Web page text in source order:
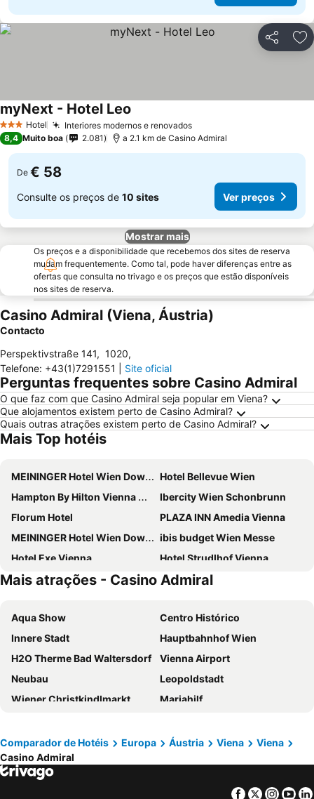
Partilhar
3 EstrelasHotel Interiores modernos e renovados
myNext - Hotel Leo
8,4 Muito boa 2.081 a 2.1 km de Casino Admiral
De € 58
Consulte os preços de 10 sites Ver preços
Mostrar mais
Os preços e a disponibilidade que recebemos dos sites de reserva
mudam frequentemente. Como tal, pode haver diferenças entre as
ofertas que consulta no trivago e os preços que estão disponíveis
nos sites de reserva.
Casino Admiral (Viena, Áustria)
Contacto
Perspektivstraße 141, 1020,
Telefone: +43(1)7291551 Site oficial
Perguntas frequentes sobre Casino Admiral
O que faz com que Casino Admiral seja popular em Viena?
Que alojamentos existem perto de Casino Admiral?
Quais outras atrações existem perto de Casino Admiral?
Mais Top hotéis
MEININGER Hotel Wien Downtown Franz
Hotel Bellevue Wien
Hampton By Hilton Vienna City West
Ibercity Wien Schonbrunn
Florum Hotel
PLAZA INN Amedia Vienna
MEININGER Hotel Wien Downtown Sissi
ibis budget Wien Messe
Hotel Exe Vienna
Hotel Strudlhof Vienna
ibis Wien Mariahilf
H+ Hotel Wien
JUFA Hotel Wien City
Appartement-Hotel an der Riemergasse
Melia Vienna
Doubletree by Hilton Vienna Schonbrunn
Hotel Post Wien
a&o Wien Hauptbahnhof
ibis budget Wien Sankt Marx
NH Wien City
Holiday Inn Vienna City By Ihg
ibis Styles Wien Messe Prater
Aparthotel Adagio Vienna City
Hotel Schani Wien Hauptbahnhof
NH Wien Belvedere
Garner Hotel Vienna by IHG
Mais atrações - Casino Admiral
Aqua Show
Centro Histórico
Innere Stadt
Hauptbahnhof Wien
H2O Therme Bad Waltersdorf
Vienna Airport
Neubau
Leopoldstadt
Wiener Christkindlmarkt
Mariahilf
Staatsoper
Liesing
Wien Mitte - The Mall
Rathauspark
Comparador de Hotéis Europa Áustria Viena
Viena
Casino Admiral
Facebook
Twitter